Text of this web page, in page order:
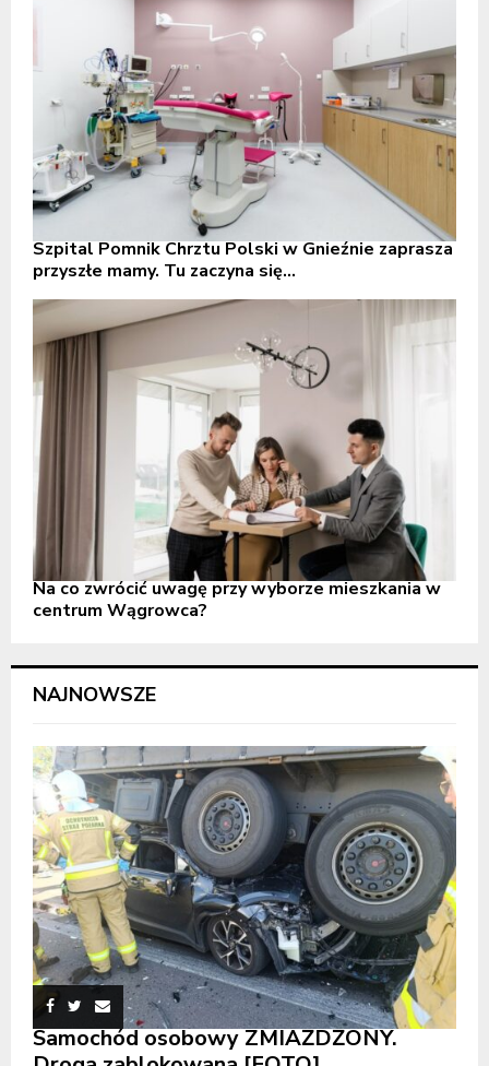
Szpital Pomnik Chrztu Polski w Gnieźnie zaprasza
przyszłe mamy. Tu zaczyna się...
Na co zwrócić uwagę przy wyborze mieszkania w
centrum Wągrowca?
NAJNOWSZE
Samochód osobowy ZMIAŻDŻONY.